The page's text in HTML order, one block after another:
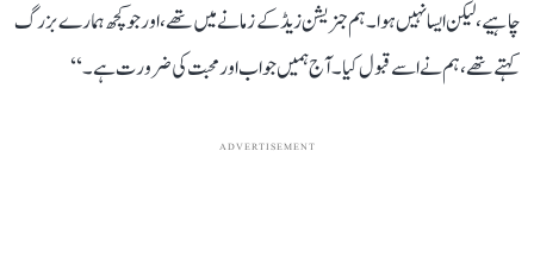
چاہیے، لیکن ایسا نہیں ہوا۔ ہم جنریشن زیڈ کے زمانے میں تھے، اور جو کچھ ہمارے بزرگ
کہتے تھے، ہم نےاسے قبول کیا۔ آج ہمیں جواب اور محبت کی ضرورت ہے۔‘‘
ADVERTISEMENT